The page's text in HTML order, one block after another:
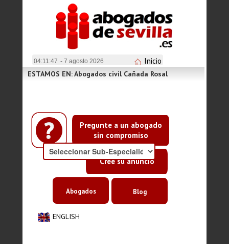
04:11:47 - 7 agosto 2026 Inicio
Pregunte a un abogado
sin compromiso
Cree su anuncio
ESTAMOS EN: Abogados civil Cañada Rosal
ENGLISH
Abogados Blog